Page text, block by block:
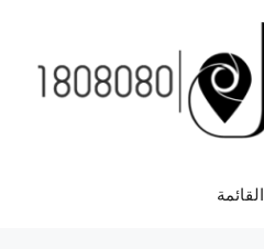
القائمة